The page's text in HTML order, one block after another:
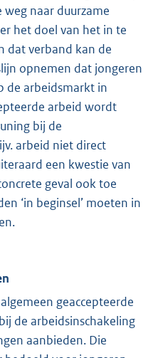
naar duurzame
het doel van het in te
dat verband kan de
opnemen dat jongeren
de arbeidsmarkt in
arbeid wordt
bij de
arbeid niet direct
een kwestie van
geval ook toe
‘in beginsel’ moeten in
geaccepteerde
de arbeidsinschakeling
aanbieden. Die